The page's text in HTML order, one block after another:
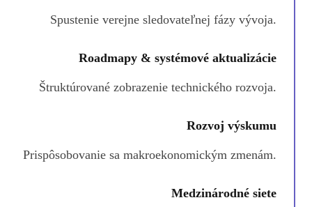
Spustenie verejne sledovateľnej fázy vývoja.
Roadmapy & systémové aktualizácie
Štruktúrované zobrazenie technického rozvoja.
Rozvoj výskumu
Prispôsobovanie sa makroekonomickým zmenám.
Medzinárodné siete